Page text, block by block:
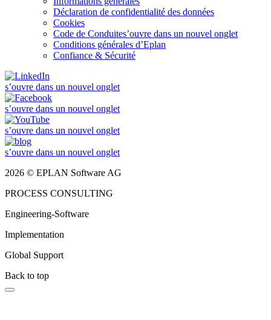
Déclaration de confidentialité des données
Cookies
Code de Conduites’ouvre dans un nouvel onglet
Conditions générales d’Eplan
Confiance & Sécurité
s’ouvre dans un nouvel onglet
s’ouvre dans un nouvel onglet
s’ouvre dans un nouvel onglet
s’ouvre dans un nouvel onglet
2026 © EPLAN Software AG
PROCESS CONSULTING
Engineering-Software
Implementation
Global Support
Back to top